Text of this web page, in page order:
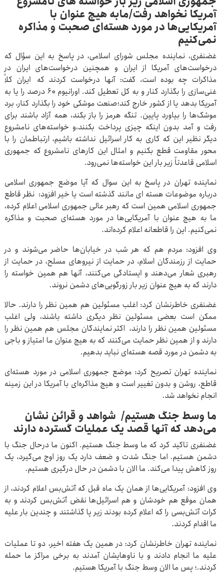
آمریکا نخواهد رفت/مابه هیچ عنوان با
آمریکایی‌ها در مورد هسته‌ای صحبت و مذاکره
نمی‌کنیم
غضنفری، نماینده مجلس شورای اسلامی، در پاسخ به این سؤال که
درخواست‌های آمریکا از ایران و همچنین درخواست‌های ایران در
مذاکرات چه بوده است، گفت: آنها درخواست کردند که ایران کلاً
غنی‌سازی را بگذارد کنار و به کل تعطیل کند. اورانیوم ۶۰ درصد را یا به
آمریکا بدهد یا از کشور خارج کند؛صنعت موشکی خود را بگذارد کنار، برد
موشک‌ها را بیاورد پایین. تنگه هرمز را باز بکند، همه آزاد باشند برای
رفت و آمد بدون اینکه چیزی پرداخت بکنند،و خواسته‌های نامشروع
دیگر نظیر این که کاری به کار اسرائیل نداشته باشیم، ارتباطمان را با
محور مقاومت قطع بکنیم و امثال این کارهای نامشروع که جمهوری
اسلامی قاعدتاً زیر بار این خواسته‌ها نمی‌رود.
نماینده تهران در پاسخ به این سوال که آیا موضع جمهوری اسلامی
درباره موضوعات هسته ای مانند گذشته است یا خیر افزود: نظر قاطع
جمهوری اسلامی همین است که رهبر عالی جمهوری اسلامی اعلام کرده،
ما به هیچ عنوان با آمریکایی‌ها در مورد هسته‌ای صحبت و مذاکره
نمی‌کنیم. این را قاطعانه اعلام کرده‌اند.
وی افزود: مردم هم که هر شب در خیابان‌ها حاضر می‌شوند و در
حمایت از رزمندگان اسلام، در حمایت از نیروهای مسلح، در حمایت از
رهبری شعار می‌دهند و ایستادگی می‌کنند، آنها هم همین خواسته را
دارند که به هیچ عنوان زیر بار زورگویی‌های دشمن نروند.
غضنفری خاطرنشان کرد: اغلب مسئولین هم همین نظر را دارند. حالا
ممکن است بعضی مسئولین نظر دیگری داشته باشند، ولی اغلب
مسئولین همین نظر را دارند، اکثر نمایندگان مجلس هم همین نظر را
دارند و از همین نظر حمایت می‌کنند که به هیچ عنوان ما امتیاز و باجی
به دشمن در مورد قصه هسته‌ای نباید بدهیم.
نماینده تهران تصریح کرد: موضع جمهوری اسلامی در مورد هسته‌ای
قاطع، روشن و بدون تغییر است و هیچ مذاکره‌ای با آمریکا در این زمینه
انجام نخواهد شد.
ما وسط جنگ هستیم/ شواهد و قرائن نشان
می‌دهد که آنها قصد یک عملیات گسترده دارند
غضنفری تاکید کرد که ما وسط جنگ هستیم. اکنون ما درحال جنگ با
دشمن هستیم. اما جنگ شدت و ضعف دارد یک روز اوج می‌گیرد، یک
روز کاهش پیدا می‌کند. ما الان با دشمن در حال درگیری هستیم.
وی افزود: آمریکایی‌ها از همان یک ماه قبل که آتش‌بس اعلام کردند، از
همان موقع هم خودشان و هم اسرائیل‌ها نقض آتش‌بس کردند و به
کرات آتش‌بسی را که اعلام کرده بودند زیر پا گذاشتند و چندین بار علیه
ما اقدام کردند.
نماینده تهران خاطرنشان کرد: در همین یک هفته اخیر، دو تا عملیات
علیه ما انجام دادند و با ناوهایشان آمدند به برخی مراکز ما حمله
کردند.؛ پس ما الان وسط جنگ با آمریکا هستیم.